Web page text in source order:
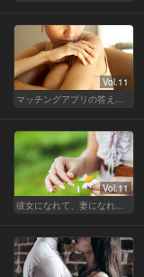
Vol.11
マッチングアプリの答えあわせ【A】～SEASON2～
Vol.11
彼女になれて、妻になれない